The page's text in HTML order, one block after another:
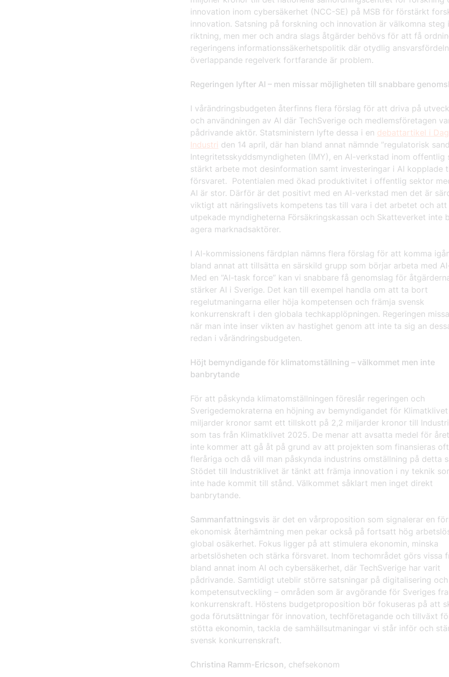
innovation inom cybersäkerhet (NCC-SE) på MSB för förstärkt
innovation. Satsning på forskning och innovation är välkomna steg
riktning, men mer och andra slags åtgärder behövs för att få
regeringens informationssäkerhetspolitik där otydlig
överlappande regelverk fortfarande är problem.
Regeringen lyfter AI – men missar möjligheten till snabbare
I vårändringsbudgeten återfinns flera förslag för att driva på
och användningen av AI där TechSverige och medlemsföretagen
pådrivande aktör. Statsministern lyfte dessa i en debattartikel i
Industri den 14 april, där han bland annat nämnde ”regulatorisk
Integritetsskyddsmyndigheten (IMY), en AI-verkstad inom offentlig
stärkt arbete mot desinformation samt investeringar i AI kopplade
försvaret. Potentialen med ökad produktivitet i offentlig sektor
AI är stor. Därför är det positivt med en AI-verkstad men det är
viktigt att näringslivets kompetens tas till vara i det arbetet och att
utpekade myndigheterna Försäkringskassan och Skatteverket inte
agera marknadsaktörer.
I AI-kommissionens färdplan nämns flera förslag för att komma
bland annat att tillsätta en särskild grupp som börjar arbeta med
Med en ”AI-task force” kan vi snabbare få genomslag för
stärker AI i Sverige. Det kan till exempel handla om att ta bort
regelutmaningarna eller höja kompetensen och främja svensk
konkurrenskraft i den globala techkapplöpningen. Regeringen
när man inte inser vikten av hastighet genom att inte ta sig an
redan i vårändringsbudgeten.
Höjt bemyndigande för klimatomställning – välkommet men inte
banbrytande
För att påskynda klimatomställningen föreslår regeringen och
Sverigedemokraterna en höjning av bemyndigandet för
miljarder kronor samt ett tillskott på 2,2 miljarder kronor till
som tas från Klimatklivet 2025. De menar att avsatta medel för
inte kommer att gå åt på grund av att projekten som finansieras
fleråriga och då vill man påskynda industrins omställning på detta
Stödet till Industriklivet är tänkt att främja innovation i ny teknik
inte hade kommit till stånd. Välkommet såklart men inget direkt
banbrytande.
Sammanfattningsvis är det en vårproposition som signalerar en
ekonomisk återhämtning men pekar också på fortsatt hög
global osäkerhet. Fokus ligger på att stimulera ekonomin, minska
arbetslösheten och stärka försvaret. Inom techområdet görs vissa
bland annat inom AI och cybersäkerhet, där TechSverige har varit
pådrivande. Samtidigt uteblir större satsningar på digitalisering och
kompetensutveckling – områden som är avgörande för Sveriges
konkurrenskraft. Höstens budgetproposition bör fokuseras på att
goda förutsättningar för innovation, techföretagande och tillväxt
stötta ekonomin, tackla de samhällsutmaningar vi står inför och
svensk konkurrenskraft.
Christina Ramm-Ericson , chefsekonom